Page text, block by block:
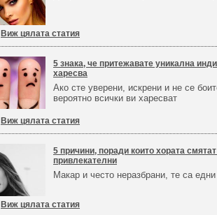
Виж цялата статия
5 знака, че притежавате уникална
харесва
Ако сте уверени, искрени и не се
вероятно всички ви харесват
Виж цялата статия
5 причини, поради които хората
привлекателни
Макар и често неразбрани, те са
Виж цялата статия